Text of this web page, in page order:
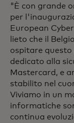
"È con grande
per
European
lieto che il
ospitare
dedicato alla
Mastercard, e
stabilito nel
Viviamo in un
informatiche
continua